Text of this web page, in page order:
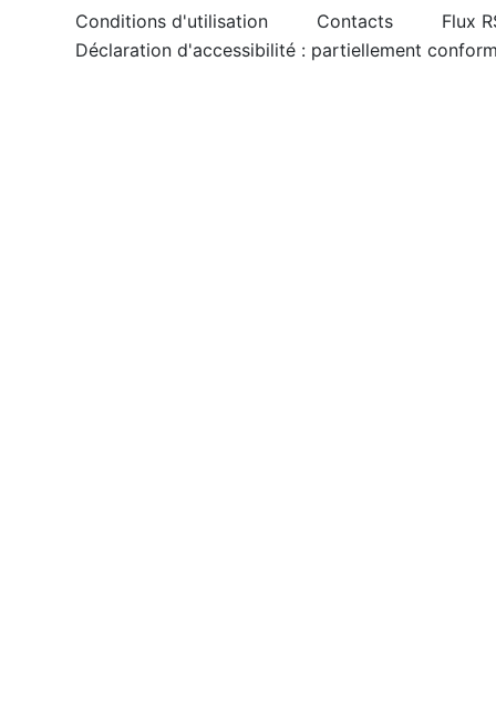
Conditions d'utilisation Contacts
Flux
Déclaration d'accessibilité : partiellement